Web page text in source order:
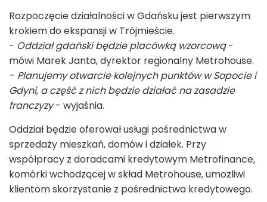
Rozpoczęcie działalności w Gdańsku jest pierwszym
krokiem do ekspansji w Trójmieście.
- Oddział gdański będzie placówką wzorcową-
mówi Marek Janta, dyrektor regionalny Metrohouse.
– Planujemy otwarcie kolejnych punktów w Sopocie i
Gdyni, a część z nich będzie działać na zasadzie
franczyzy- wyjaśnia.
Oddział będzie oferował usługi pośrednictwa w
sprzedaży mieszkań, domów i działek. Przy
współpracy z doradcami kredytowym Metrofinance,
komórki wchodzącej w skład Metrohouse, umożliwi
klientom skorzystanie z pośrednictwa kredytowego.